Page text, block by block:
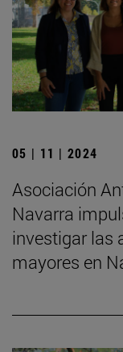
05 | 11 | 2024
Asociación
Navarra
investigar las
mayores en